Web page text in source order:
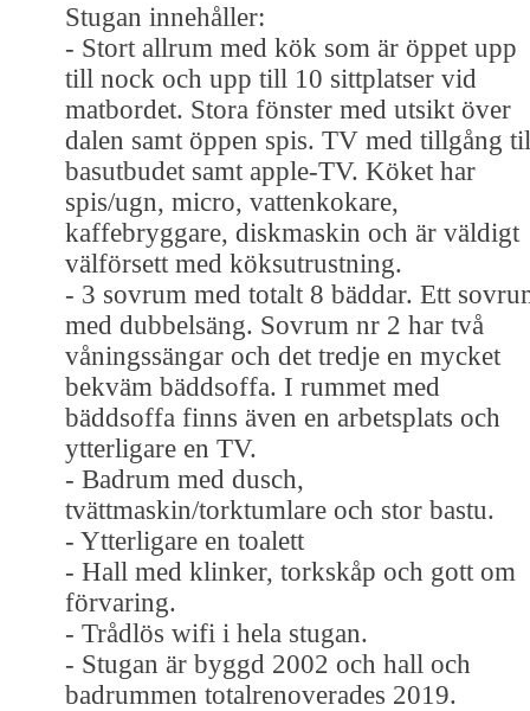
Stugan innehåller:
- Stort allrum med kök som är öppet upp
till nock och upp till 10 sittplatser vid
matbordet. Stora fönster med utsikt över
dalen samt öppen spis. TV med tillgång
basutbudet samt apple-TV. Köket har
spis/ugn, micro, vattenkokare,
kaffebryggare, diskmaskin och är väldigt
välförsett med köksutrustning.
- 3 sovrum med totalt 8 bäddar. Ett
med dubbelsäng. Sovrum nr 2 har två
våningssängar och det tredje en mycket
bekväm bäddsoffa. I rummet med
bäddsoffa finns även en arbetsplats och
ytterligare en TV.
- Badrum med dusch,
tvättmaskin/torktumlare och stor bastu.
- Ytterligare en toalett
- Hall med klinker, torkskåp och gott om
förvaring.
- Trådlös wifi i hela stugan.
- Stugan är byggd 2002 och hall och
badrummen totalrenoverades 2019.